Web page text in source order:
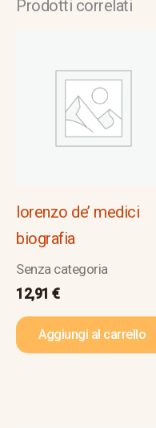
Prodotti correlati
lorenzo de’ medici
biografia
Senza categoria
12,91 €
Aggiungi al carrello